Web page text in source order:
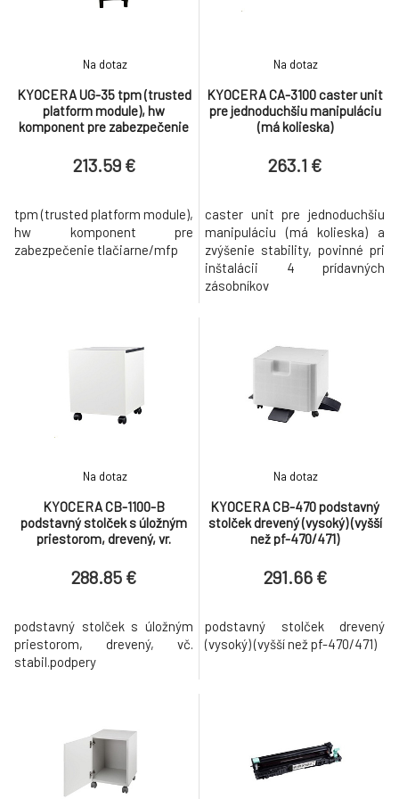
357.86 €
9.
CF243A - HP LJ 1x500-SHEET FEEDER
WITH CABINET AND STAND
714.05 €
KYOCERA UG-35 tpm (trusted
platform module), hw
komponent pre zabezpečenie
Na dotaz
213.59 €
tpm (trusted platform module),
hw komponent pre
zabezpečenie tlačiarne/mfp
KYOCERA CA-3100 caster unit
pre jednoduchšiu manipuláciu
(má kolieska)
Na dotaz
263.1 €
caster unit pre jednoduchšiu
manipuláciu (má kolieska) a
zvýšenie stability, povinné pri
inštalácii 4 prídavných
zásobníkov
KYOCERA CB-1100-B
podstavný stolček s úložným
priestorom, drevený, vr.
Na dotaz
288.85 €
podstavný stolček s úložným
priestorom, drevený, vč.
stabil.podpery
KYOCERA CB-470 podstavný
stolček drevený (vysoký) (vyšší
než pf-470/471)
Na dotaz
291.66 €
podstavný stolček drevený
(vysoký) (vyšší než pf-470/471)